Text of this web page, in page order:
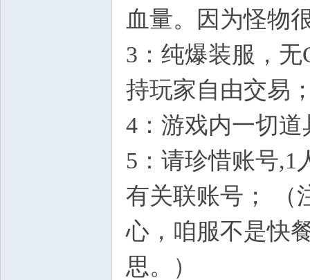
血量。因为怪物
3：纯爆装服，
持玩家自由交易
4：游戏内一切
5：请珍惜账号,1
有关联账号； （
心，咱服不是快
思。）